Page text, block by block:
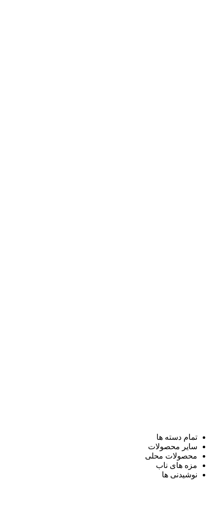
تمام دسته ها
سایر محصولات
محصولات محلی
مزه های ناب
نوشیدنی ها